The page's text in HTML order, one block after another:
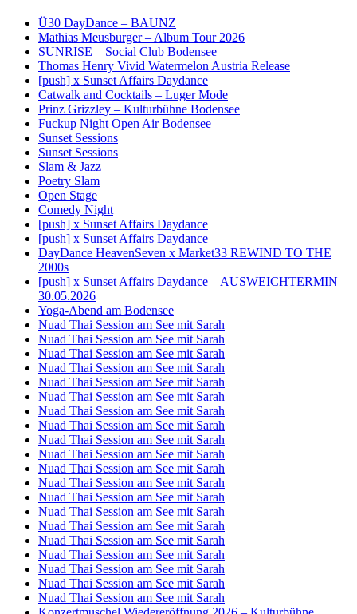
Ü30 DayDance – BAUNZ
Mathias Meusburger – Album Tour 2026
SUNRISE – Social Club Bodensee
Thomas Henry Vivid Watermelon Austria Release
[push] x Sunset Affairs Daydance
Catwalk and Cocktails – Luger Mode
Prinz Grizzley – Kulturbühne Bodensee
Fuckup Night Open Air Bodensee
Sunset Sessions
Sunset Sessions
Slam & Jazz
Poetry Slam
Open Stage
Comedy Night
[push] x Sunset Affairs Daydance
[push] x Sunset Affairs Daydance
DayDance HeavenSeven x Market33 REWIND TO THE
2000s
[push] x Sunset Affairs Daydance – AUSWEICHTERMIN
30.05.2026
Yoga-Abend am Bodensee
Nuad Thai Session am See mit Sarah
Nuad Thai Session am See mit Sarah
Nuad Thai Session am See mit Sarah
Nuad Thai Session am See mit Sarah
Nuad Thai Session am See mit Sarah
Nuad Thai Session am See mit Sarah
Nuad Thai Session am See mit Sarah
Nuad Thai Session am See mit Sarah
Nuad Thai Session am See mit Sarah
Nuad Thai Session am See mit Sarah
Nuad Thai Session am See mit Sarah
Nuad Thai Session am See mit Sarah
Nuad Thai Session am See mit Sarah
Nuad Thai Session am See mit Sarah
Nuad Thai Session am See mit Sarah
Nuad Thai Session am See mit Sarah
Nuad Thai Session am See mit Sarah
Nuad Thai Session am See mit Sarah
Nuad Thai Session am See mit Sarah
Nuad Thai Session am See mit Sarah